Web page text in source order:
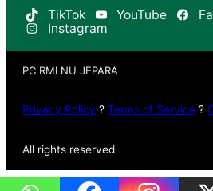
TikTok YouTube
Instagram
PC RMI NU JEPARA
Privacy Policy ? Terms of Service ?
All rights reserved